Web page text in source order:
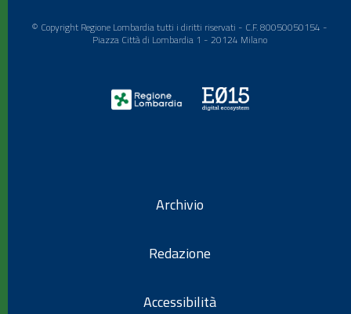
© Copyright Regione Lombardia tutti i diritti riservati - C.F. 80050050154 -
Piazza Città di Lombardia 1 - 20124 Milano
Archivio
Redazione
Accessibilità